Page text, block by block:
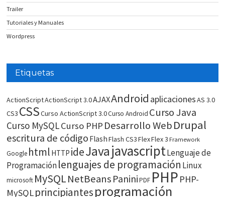
Trailer
Tutoriales y Manuales
Wordpress
Etiquetas
ActionScriptActionScript 3.0AJAXAndroid aplicacionesAS 3.0
CS3 CSSCurso ActionScript 3.0Curso Android Curso Java
Curso MySQLCurso PHP Desarrollo WebDrupal
escritura de código FlashFlash CS3FlexFlex 3 Framework
Google html HTTP ideJavajavascriptLenguaje de
Programaciónlenguajes de programación Linux
microsoft MySQLNetBeans Panini PDF PHP PHP-
MySQLprincipiantesprogramación